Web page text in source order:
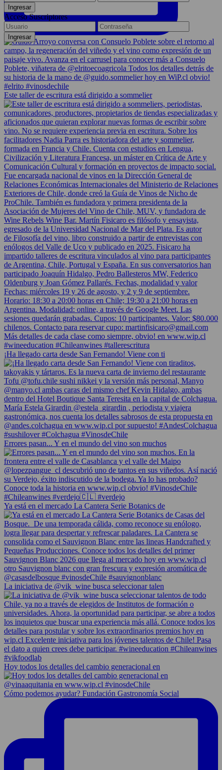
Este taller de escritura está dirigido a sommelier
¡Ha llegado carta desde San Fernando! Viene con ti
Errores pasan... Y en el mundo del vino son muchos
Ya está en el mercado La Cantera Serie Botanics de
La iniciativa de @vik_wine busca seleccionar talen
Hoy todos los detalles del cambio generacional en
Cómo podemos ayudar? Fundación Gastronomía Social
Acceso Suscriptores